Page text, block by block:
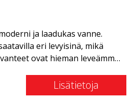
ja laadukas vanne.
eri levyisinä, mikä
ovat hieman leveämmät
antaa autolle kovan ilmeen,
kilpa-ajoon. (Ne ovat myös
kokoonpanona.) Toisin
Lisätietoja